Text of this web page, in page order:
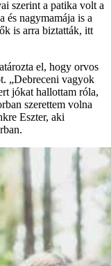
szerint a patika volt a
és nagymamája is a
is arra biztatták, itt
el, hogy orvos
„Debreceni vagyok
jókat hallottam róla,
szerettem volna
Eszter, aki